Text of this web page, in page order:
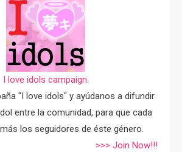
I love idols campaign.
"I love idols" y ayúdanos a difundir
entre la comunidad, para que cada
los seguidores de éste género.
>>> Join Now!!!